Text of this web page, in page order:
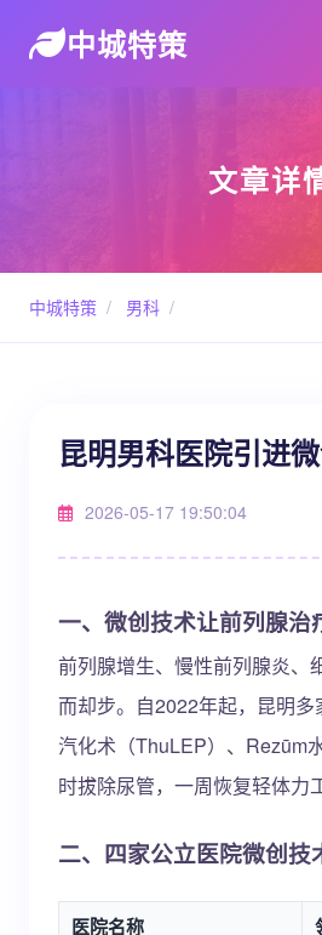
中城特策
文章详
中城特策 / 男科 /
昆明男科医院引进
2026-05-17 19:50:04
一、微创技术让前列腺治
前列腺增生、慢性前列腺炎、
而却步。自2022年起，昆明
汽化术（ThuLEP）、Rezūm
时拔除尿管，一周恢复轻体力
二、四家公立医院微创技
医院名称